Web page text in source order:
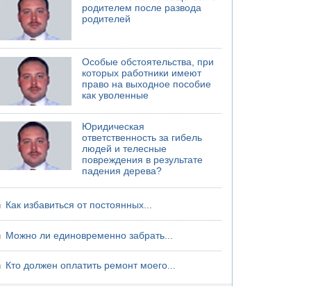
родителем после развода
родителей
Особые обстоятельства, при
которых работники имеют
право на выходное пособие
как уволенные
Юридическая
ответственность за гибель
людей и телесные
повреждения в результате
падения дерева?
Как избавиться от постоянных...
Можно ли единовременно забрать...
Кто должен оплатить ремонт моего...